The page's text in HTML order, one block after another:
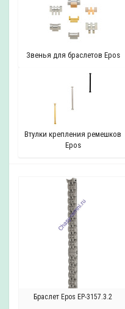
Звенья для браслетов Epos
Втулки крепления ремешков
Epos
Браслет Epos EP-3157.3.2